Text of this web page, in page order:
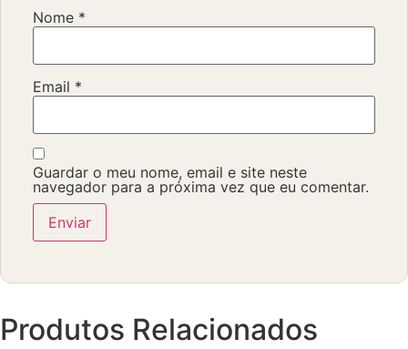
Nome *
Email *
Guardar o meu nome, email e site neste
navegador para a próxima vez que eu comentar.
Produtos Relacionados